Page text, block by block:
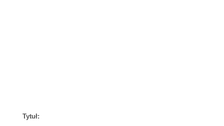
Tytuł: